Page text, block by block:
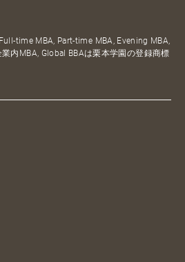
time MBA, Part-time MBA, Evening MBA,
内MBA, Global BBAは栗本学園の登録商標